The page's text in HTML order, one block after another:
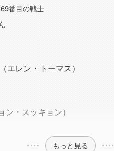
番目の戦士
エレン・トーマス）
・スッキョン）
もっと見る